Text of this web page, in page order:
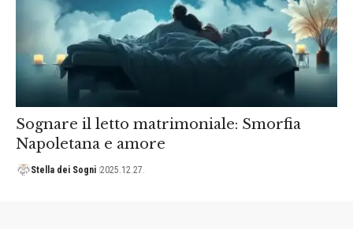
Sognare il letto matrimoniale: Smorfia
Napoletana e amore
Stella dei Sogni 2025.12.27.